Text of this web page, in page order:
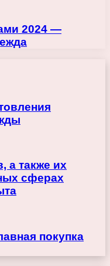
2024 —
а также их
сферах
покупка